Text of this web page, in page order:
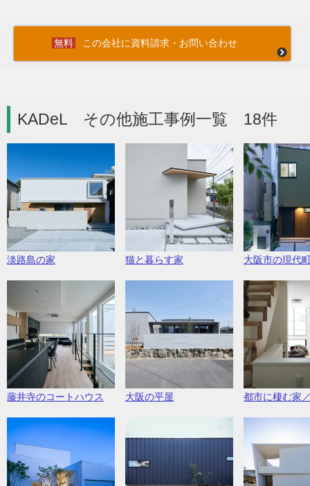
この会社に資料請求・お問い合わせ
KADeL その他施工事例一覧 18件
淡路島の家 猫と暮らす家 大阪市の現代
藤井寺のコートハウス 大阪の平屋 都市に棲む家